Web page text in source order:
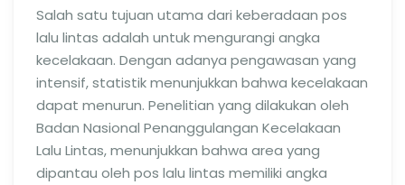
Salah satu tujuan utama dari keberadaan pos
lalu lintas adalah untuk mengurangi angka
kecelakaan. Dengan adanya pengawasan yang
intensif, statistik menunjukkan bahwa kecelakaan
dapat menurun. Penelitian yang dilakukan oleh
Badan Nasional Penanggulangan Kecelakaan
Lalu Lintas, menunjukkan bahwa area yang
dipantau oleh pos lalu lintas memiliki angka